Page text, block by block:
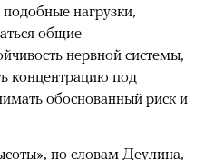
нагрузки,
общие
нервной системы,
концентрацию под
обоснованный риск и
по словам Деулина,